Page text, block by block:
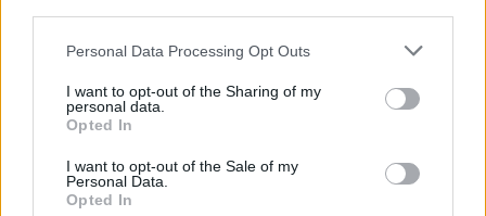
Please note that this website/app uses one or more Google
not limited to your visit or usage behaviour. You may click to
grant or deny consent to Google and its third-party tags to
use your data for below specified purposes in below Google
consent section.
Personal Data Processing Opt Outs
I want to opt-out of the Sharing of my
personal data.
Opted In
I want to opt-out of the Sale of my
Personal Data.
Opted In
Opozorilo:Po 297. členu Kazenskega zakonika je
posameznik kazensko odgovoren za javno spodbujanje
rasističnimi, diskriminatornimi ali nezakonitimi vsebinami bodo
odstranjeni. Pravila komentiranja →
Failed to fetch